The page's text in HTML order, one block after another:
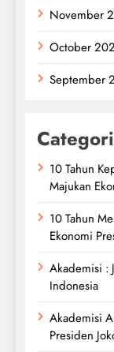
November
October
September
10 Tahun
Majukan
10 Tahun
Ekonomi
Akademisi :
Indonesia
Akademisi
Presiden